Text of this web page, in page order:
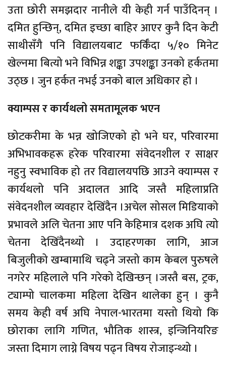
उता छोरी समझदार नानीले यी केही गर्न पाउँदिनन् ।
दमित हुन्छिन्, दमित इच्छा बाहिर आएर कुनै दिन केटी
साथीसँगै पनि विद्यालयबाट फर्किँदा ५/१० मिनेट
खेल्नमा बित्यो भने विभिन्न शङ्का उपशङ्का उनको हर्कतमा
उठ्छ । जुन हर्कत नभई उनको बाल अधिकार हो ।
क्याम्पस र कार्यथलो समतामूलक भएन
छोटकरीमा के भन्न खोजिएको हो भने घर, परिवारमा
अभिभावकहरू हरेक परिवारमा संवेदनशील र साक्षर
नहुनु स्वभाविक हो तर विद्यालयपछि आउने क्याम्पस र
कार्यथलो पनि अदालत आदि जस्तै महिलाप्रति
संवेदनशील व्यवहार देखिँदैन ।अचेल सोसल मिडियाको
प्रभावले अलि चेतना आए पनि केहिमात्र दशक अघि त्यो
चेतना देखिँदैनथ्यो । उदाहरणका लागि, आज
बिजुलीको खम्बामाथि चढ्ने जस्तो काम केबल पुरुषले
नगरेर महिलाले पनि गरेको देखिन्छन् ।जस्तै बस, ट्रक,
ट्याम्पो चालकमा महिला देखिन थालेका हुन् । कुनै
समय केही वर्ष अघि नेपाल-भारतमा यस्तो थियो कि
छोराका लागि गणित, भौतिक शास्त्र, इन्जिनियरिङ
जस्ता दिमाग लाग्ने विषय पढ्न विषय रोजाइन्थ्यो ।